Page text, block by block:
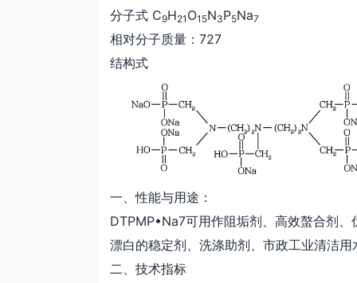
分子式 C9H21 O15N3P5Na7
相对分子质量：727
结构式
一、性能与用途：
DTPMP•Na7可用作阻垢剂、高效螯合剂
漂白的稳定剂、洗涤助剂、市政工业清洁
二、技术指标